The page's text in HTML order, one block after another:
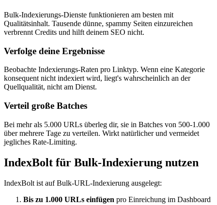
Bulk-Indexierungs-Dienste funktionieren am besten mit
Qualitätsinhalt. Tausende dünne, spammy Seiten einzureichen
verbrennt Credits und hilft deinem SEO nicht.
Verfolge deine Ergebnisse
Beobachte Indexierungs-Raten pro Linktyp. Wenn eine Kategorie
konsequent nicht indexiert wird, liegt's wahrscheinlich an der
Quellqualität, nicht am Dienst.
Verteil große Batches
Bei mehr als 5.000 URLs überleg dir, sie in Batches von 500-1.000
über mehrere Tage zu verteilen. Wirkt natürlicher und vermeidet
jegliches Rate-Limiting.
IndexBolt für Bulk-Indexierung nutzen
IndexBolt ist auf Bulk-URL-Indexierung ausgelegt:
Bis zu 1.000 URLs einfügen pro Einreichung im Dashboard